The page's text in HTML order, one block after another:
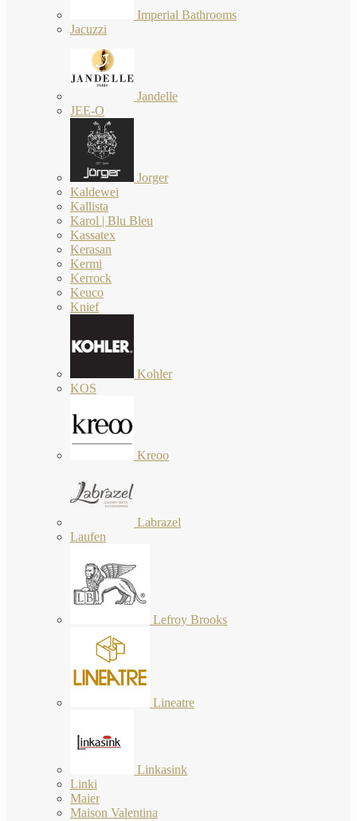
Imperial Bathrooms
Jacuzzi
Jandelle
JEE-O
Jorger
Kaldewei
Kallista
Karol | Blu Bleu
Kassatex
Kerasan
Kermi
Kerrock
Keuco
Knief
Kohler
KOS
Kreoo
Labrazel
Laufen
Lefroy Brooks
Lineatre
Linkasink
Linki
Maier
Maison Valentina